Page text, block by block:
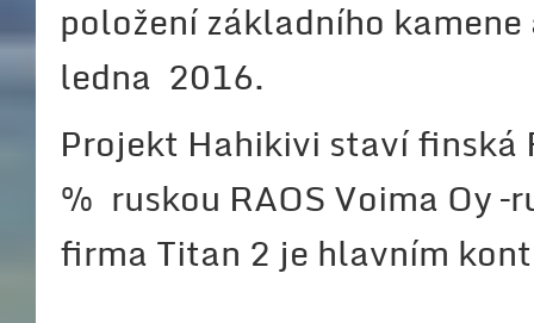
položení základního
ledna 2016.
Projekt Hahikivi staví finská
% ruskou RAOS Voima Oy
firma Titan 2 je hlavním